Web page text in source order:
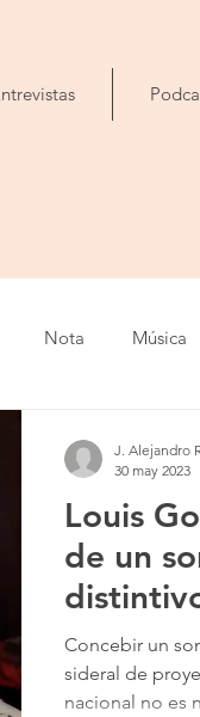
Nota Música
Cómic
Louis
de un
Concebir un
sideral de
nacional no es
J. Alejandro
30 may 2023